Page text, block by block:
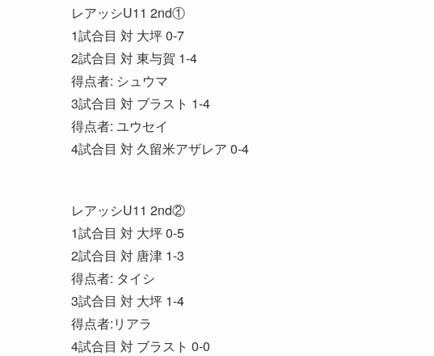
レアッシU11 2nd①
1試合目 対 大坪 0-7
2試合目 対 東与賀 1-4
得点者: シュウマ
3試合目 対 ブラスト 1-4
得点者: ユウセイ
4試合目 対 久留米アザレア 0-4
レアッシU11 2nd②
1試合目 対 大坪 0-5
2試合目 対 唐津 1-3
得点者: タイシ
3試合目 対 大坪 1-4
得点者:リアラ
4試合目 対 ブラスト 0-0